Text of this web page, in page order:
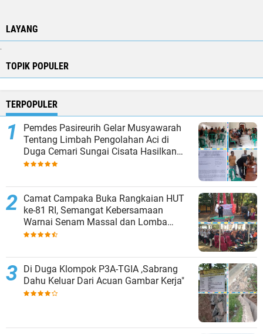
LAYANG
.
TOPIK POPULER
TERPOPULER
Pemdes Pasireurih Gelar Musyawarah
Tentang Limbah Pengolahan Aci di
Duga Cemari Sungai Cisata Hasilkan
Kesepakatan Tutup Sementara
Camat Campaka Buka Rangkaian HUT
ke-81 RI, Semangat Kebersamaan
Warnai Senam Massal dan Lomba
Karaoke Perangkat Desa
Di Duga Klompok P3A-TGIA ,Sabrang
Dahu Keluar Dari Acuan Gambar Kerja"